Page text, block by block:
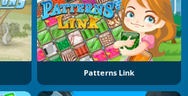
Patterns Link